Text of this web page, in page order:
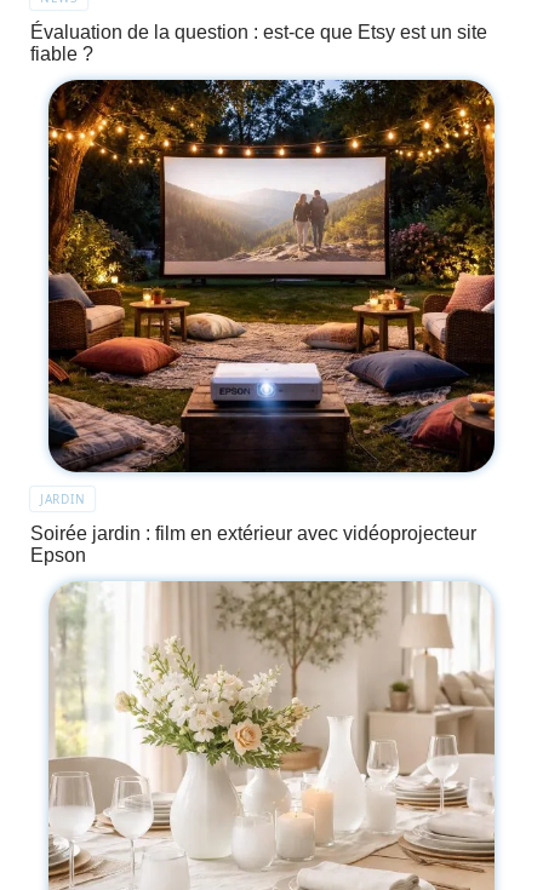
Évaluation de la question : est-ce que Etsy est un site
fiable ?
JARDIN
Soirée jardin : film en extérieur avec vidéoprojecteur
Epson